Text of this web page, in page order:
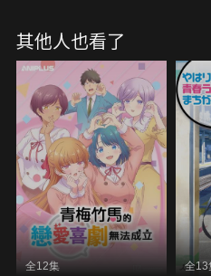
其他人也看了
全12集 全13